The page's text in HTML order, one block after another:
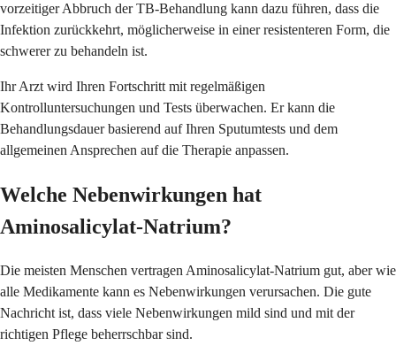
vorzeitiger Abbruch der TB-Behandlung kann dazu führen, dass die
Infektion zurückkehrt, möglicherweise in einer resistenteren Form, die
schwerer zu behandeln ist.
Ihr Arzt wird Ihren Fortschritt mit regelmäßigen
Kontrolluntersuchungen und Tests überwachen. Er kann die
Behandlungsdauer basierend auf Ihren Sputumtests und dem
allgemeinen Ansprechen auf die Therapie anpassen.
Welche Nebenwirkungen hat
Aminosalicylat-Natrium?
Die meisten Menschen vertragen Aminosalicylat-Natrium gut, aber wie
alle Medikamente kann es Nebenwirkungen verursachen. Die gute
Nachricht ist, dass viele Nebenwirkungen mild sind und mit der
richtigen Pflege beherrschbar sind.